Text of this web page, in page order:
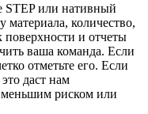
STEP или нативный
количество,
поверхности и отчеты
ваша команда. Если
отметьте его. Если
даст нам
риском или